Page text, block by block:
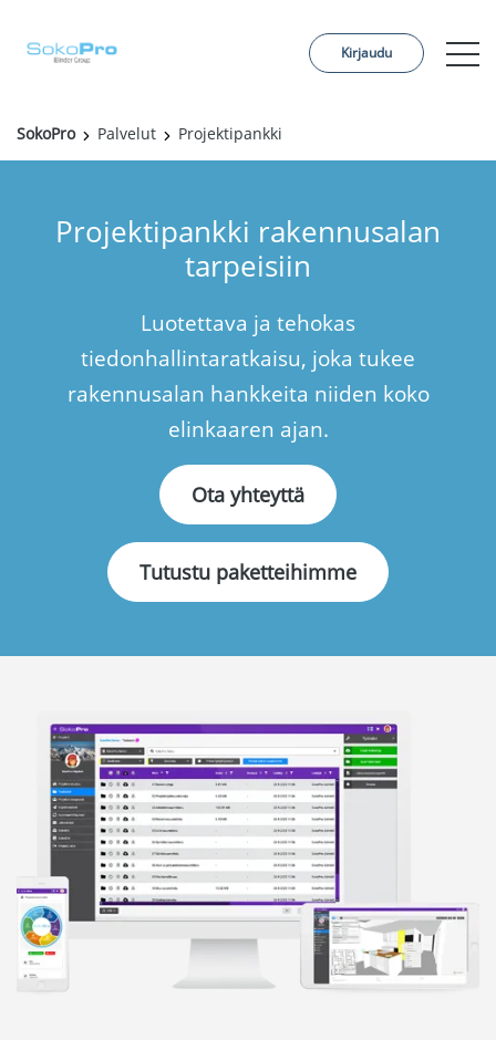
Palvelut
Tilaa projekti
Yhteystiedot
English
Kirjaudu
SokoPro Palvelut Projektipankki
Projektipankki rakennusalan
tarpeisiin
Luotettava ja tehokas
tiedonhallintaratkaisu, joka tukee
rakennusalan hankkeita niiden koko
elinkaaren ajan.
Ota yhteyttä
Tutustu paketteihimme